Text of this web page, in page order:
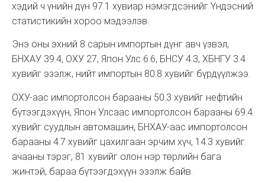
хэдий ч үнийн дүн 97.1 хувиар нэмэгдсэнийг Үндэсний
статистикийн хороо мэдээлэв.
Энэ оны эхний 8 сарын импортын дүнг авч үзвэл,
БНХАУ 39.4, ОХУ 27, Япон Улс 6.6, БНСУ 4.3, ХБНГУ 3.4
хувийг эзэлж, нийт импортын 80.8 хувийг бүрдүүлжээ.
ОХУ-аас импортолсон барааны 50.3 хувийг нефтийн
бүтээгдэхүүн, Япон Улсаас импортолсон барааны 69.4
хувийг суудлын автомашин, БНХАУ-аас импортолсон
барааны 4.7 хувийг цахилгаан эрчим хүч, 14.3 хувийг
ачааны тэрэг, 81 хувийг олон нэр төрлийн бага
жинтэй, бараа бүтээгдэхүүн эзэлж байв.